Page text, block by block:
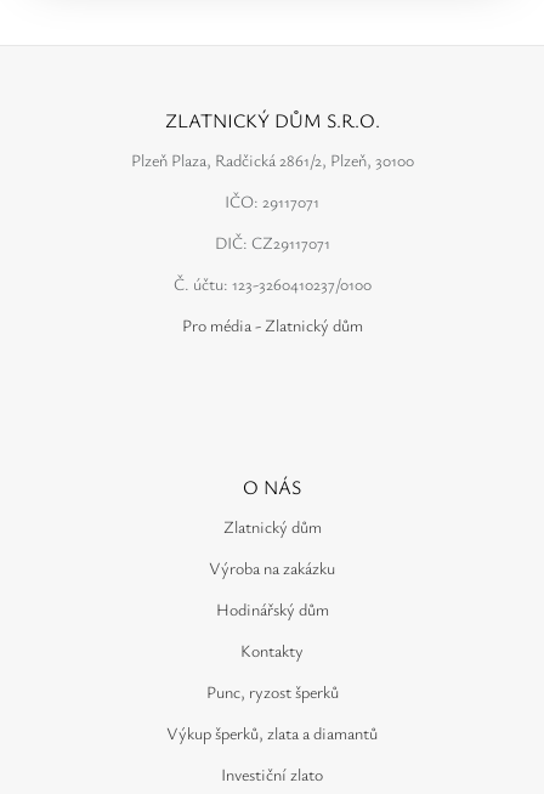
ZLATNICKÝ DŮM S.R.O.
Plzeň Plaza, Radčická 2861/2, Plzeň, 30100
IČO: 29117071
DIČ: CZ29117071
Č. účtu: 123-3260410237/0100
Pro média - Zlatnický dům
O NÁS
Zlatnický dům
Výroba na zakázku
Hodinářský dům
Kontakty
Punc, ryzost šperků
Výkup šperků, zlata a diamantů
Investiční zlato